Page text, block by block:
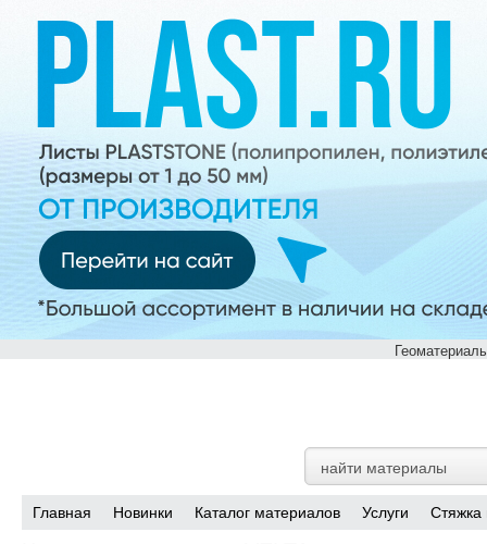
7 лет на рынке
Главная Новинки Каталог материалов Услуги Стяжка